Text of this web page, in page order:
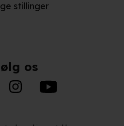
stillinger
os